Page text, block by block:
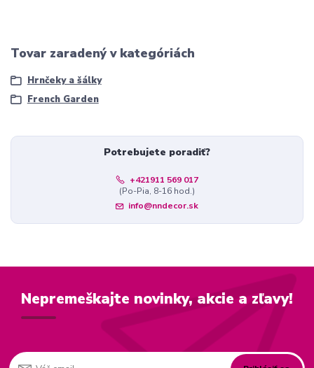
Tovar zaradený v kategóriách
Hrnčeky a šálky
French Garden
Potrebujete poradiť?
+421911 569 017
(Po-Pia, 8-16 hod.)
info@nndecor.sk
Nepremeškajte novinky, akcie a zľavy!